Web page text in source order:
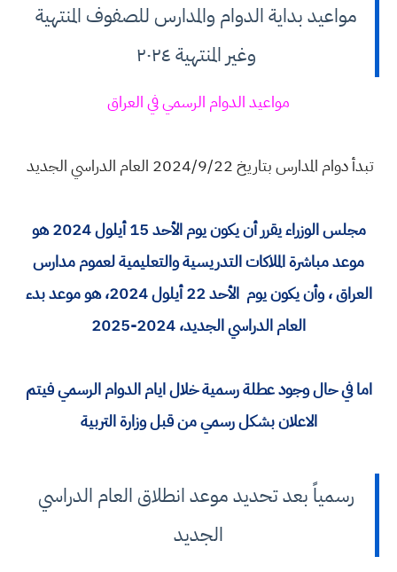
مواعيد بداية الدوام والمدارس للصفوف المنتهية
وغير المنتهية ٢٠٢٤
مواعيد الدوام الرسمي في العراق
تبدأ دوام المدارس بتاريخ 2024/9/22 العام الدراسي الجديد
مجلس الوزراء يقرر أن يكون يوم الأحد 15 أيلول 2024 هو
موعد مباشرة الملاكات التدريسية والتعليمية لعموم مدارس
العراق ، وأن يكون يوم الأحد 22 أيلول 2024، هو موعد بدء
العام الدراسي الجديد، 2024-2025
اما في حال وجود عطلة رسمية خلال ايام الدوام الرسمي فيتم
الاعلان بشكل رسمي من قبل وزارة التربية
رسمياً بعد تحديد موعد انطلاق العام الدراسي
الجديد